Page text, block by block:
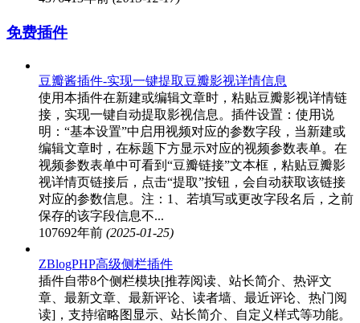
免费插件
豆瓣酱插件-实现一键提取豆瓣影视详情信息
使用本插件在新建或编辑文章时，粘贴豆瓣影视详情链
接，实现一键自动提取影视信息。插件设置：使用说
明：“基本设置”中启用视频对应的参数字段，当新建或
编辑文章时，在标题下方显示对应的视频参数表单。在
视频参数表单中可看到“豆瓣链接”文本框，粘贴豆瓣影
视详情页链接后，点击“提取”按钮，会自动获取该链接
对应的参数信息。注：1、若填写或更改字段名后，之前
保存的该字段信息不...
107692年前 (2025-01-25)
ZBlogPHP高级侧栏插件
插件自带8个侧栏模块[推荐阅读、站长简介、热评文
章、最新文章、最新评论、读者墙、最近评论、热门阅
读]，支持缩略图显示、站长简介、自定义样式等功能。